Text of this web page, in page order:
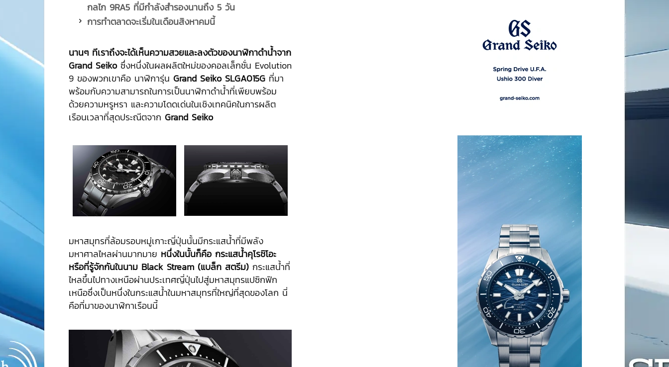
กลไก 9RA5 ที่มีกำลังสำรองนานถึง 5 วัน
การทำตลาดจะเริ่มในเดือนสิงหาคมนี้
นานๆ ทีเราถึงจะได้เห็นความสวยและลงตัวของนาฬิกาดำน้ำจาก
Grand Seikoซึ่งหนึ่งในผลผลิตใหม่ของคอลเล็กชั่น Evolution
9 ของพวกเขาคือ นาฬิการุ่น Grand Seiko SLGA015G ที่มา
พร้อมกับความสามารถในการเป็นนาฬิกาดำน้ำที่เพียบพร้อม
ด้วยความหรูหรา และความโดดเด่นในเชิงเทคนิคในการผลิต
เรือนเวลาที่สุดประณีตจาก Grand Seiko
มหาสมุทรที่ล้อมรอบหมู่เกาะญี่ปุ่นนั้นมีกระแสน้ำที่มีพลัง
มหาศาลไหลผ่านมากมาย หนึ่งในนั้นก็คือ กระแสน้ำคุโรชิโอะ
หรือที่รู้จักกันในนาม Black Stream (แบล็ก สตรีม) กระแสน้ำที่
ไหลขึ้นไปทางเหนือผ่านประเทศญี่ปุ่นไปสู่มหาสมุทรแปซิกฟิก
เหนือซึ่งเป็นหนึ่งในกระแสน้ำในมหาสมุทรที่ใหญ่ที่สุดของโลก นี่
คือที่มาของนาฬิกาเรือนนี้